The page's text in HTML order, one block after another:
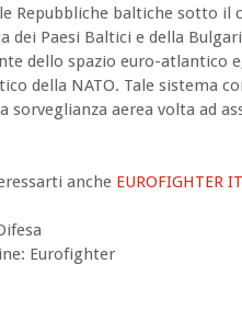
Repubbliche baltiche sotto il
dei Paesi Baltici e della
dello spazio euro-atlantico
della NATO. Tale sistema
sorveglianza aerea volta ad
anche EUROFIGHTER
Eurofighter